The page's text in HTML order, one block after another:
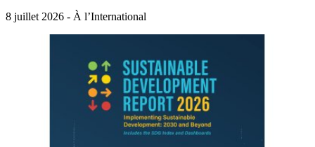
8 juillet 2026 - À l’International